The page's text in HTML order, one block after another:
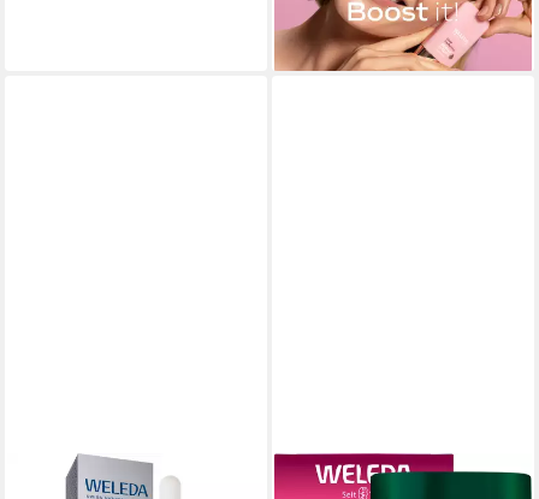
(398,33 €/ 1 l)
lieferbar - in 3-4 Werktagen bei dir